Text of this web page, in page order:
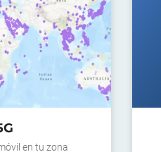
en tu zona